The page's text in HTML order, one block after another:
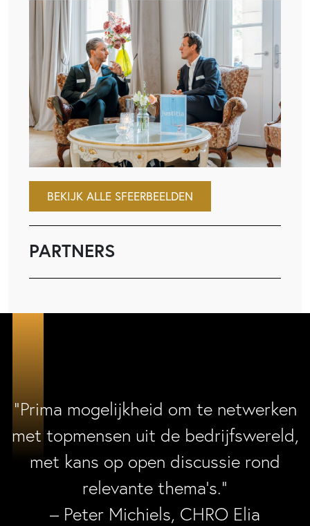
BEKIJK ALLE SFEERBEELDEN
PARTNERS
“Prima mogelijkheid om te netwerken
met topmensen uit de bedrijfswereld,
met kans op open discussie rond
relevante thema’s.”
– Peter Michiels, CHRO Elia